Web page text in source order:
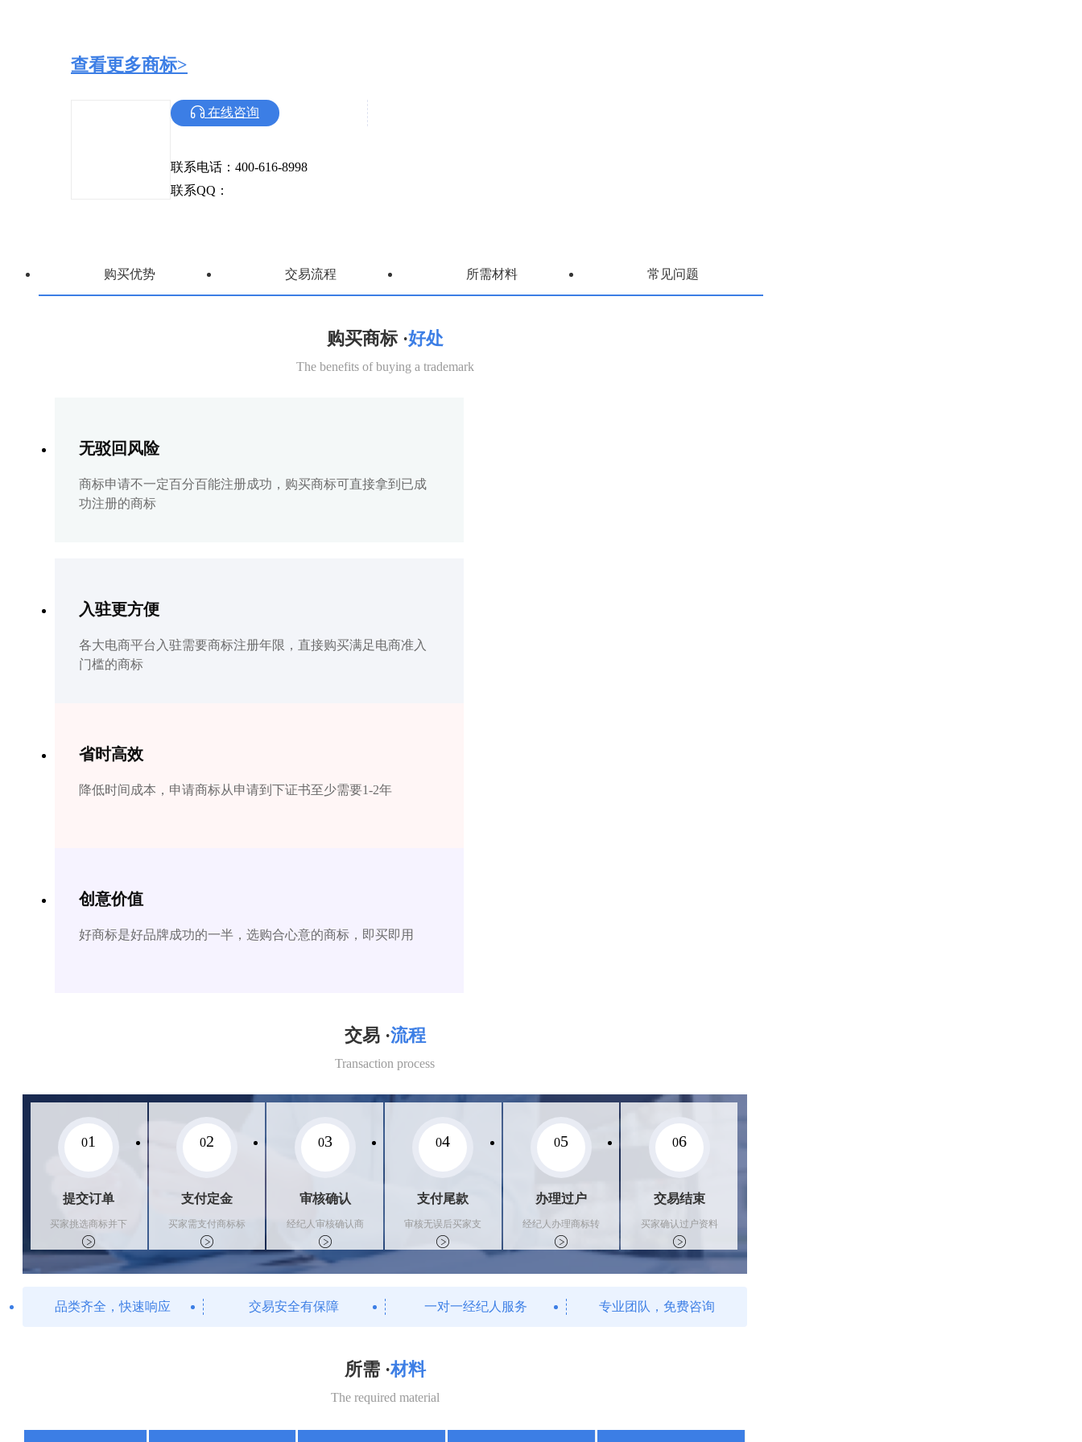
查看更多商标>
在线咨询
联系电话：400-616-8998
联系QQ：
购买优势 交易流程 所需材料 常见问题
购买商标 ·好处
The benefits of buying a trademark
无驳回风险
商标申请不一定百分百能注册成功，购买商标可直接拿到已成
功注册的商标
入驻更方便
各大电商平台入驻需要商标注册年限，直接购买满足电商准入
门槛的商标
省时高效
降低时间成本，申请商标从申请到下证书至少需要1-2年
创意价值
好商标是好品牌成功的一半，选购合心意的商标，即买即用
交易 ·流程
Transaction process
01
提交订单
买家挑选商标并下
单
02
支付定金
买家需支付商标标
价的10%的购买订
金
03
审核确认
经纪人审核确认商
标状态
04
支付尾款
审核无误后买家支
付尾款，卖家办理
相关手续
05
办理过户
经纪人办理商标转
让手续，交付相关
证书
06
交易结束
买家确认过户资料
后，平台解冻资金
支付卖家
品类齐全，快速响应 交易安全有保障 一对一经纪人服务 专业团队，免费咨询
所需 ·材料
The required material